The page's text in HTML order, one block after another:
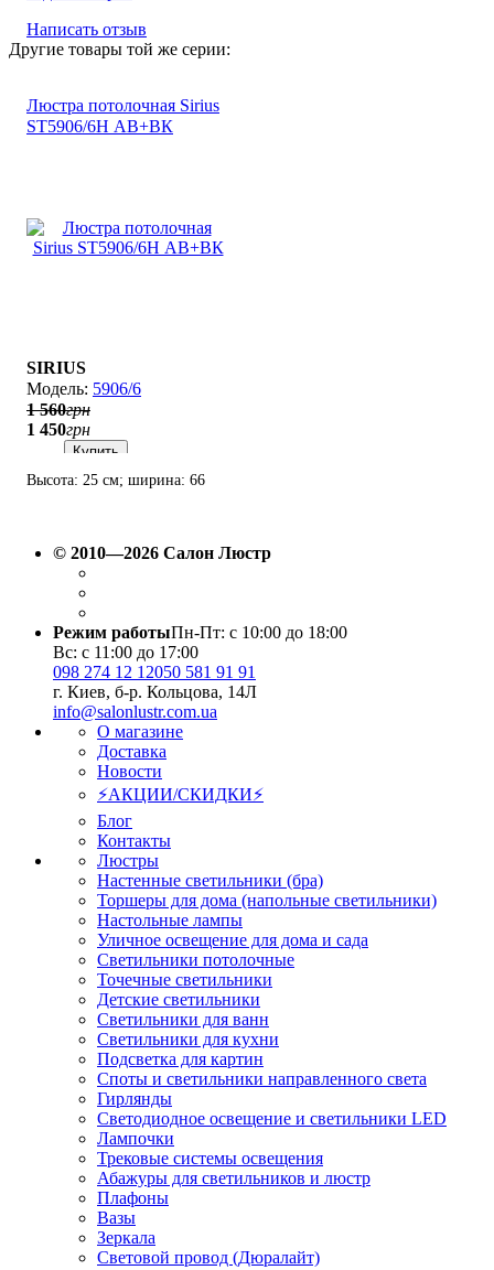
Написать отзыв
Другие товары той же серии:
Люстра потолочная Sirius
ST5906/6H АВ+ВК
SIRIUS
5906/6
1 560грн
1 450грн
Купить
Высота: 25 см; ширина: 66
© 2010—2026 Салон Люстр
Режим работыПн-Пт: с 10:00 до 18:00
Вс: с 11:00 до 17:00
098 274 12 12050 581 91 91
г. Киев, б-р. Кольцова, 14Л
info@salonlustr.com.ua
О магазине
Доставка
Новости
⚡АКЦИИ/СКИДКИ⚡
Блог
Контакты
Люстры
Настенные светильники (бра)
Торшеры для дома (напольные светильники)
Настольные лампы
Уличное освещение для дома и сада
Светильники потолочные
Точечные светильники
Детские светильники
Светильники для ванн
Светильники для кухни
Подсветка для картин
Споты и светильники направленного света
Гирлянды
Светодиодное освещение и светильники LED
Лампочки
Трековые системы освещения
Абажуры для светильников и люстр
Плафоны
Вазы
Зеркала
Световой провод (Дюралайт)